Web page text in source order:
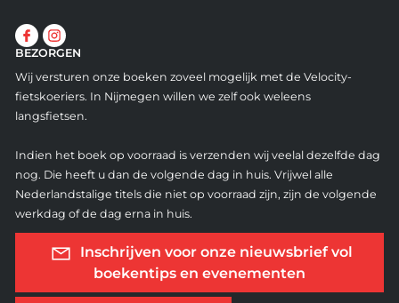
BEZORGEN
Wij versturen onze boeken zoveel mogelijk met de Velocity-
fietskoeriers. In Nijmegen willen we zelf ook weleens
langsfietsen.
Indien het boek op voorraad is verzenden wij veelal dezelfde dag
nog. Die heeft u dan de volgende dag in huis. Vrijwel alle
Nederlandstalige titels die niet op voorraad zijn, zijn de volgende
werkdag of de dag erna in huis.
Inschrijven voor onze nieuwsbrief vol
boekentips en evenementen